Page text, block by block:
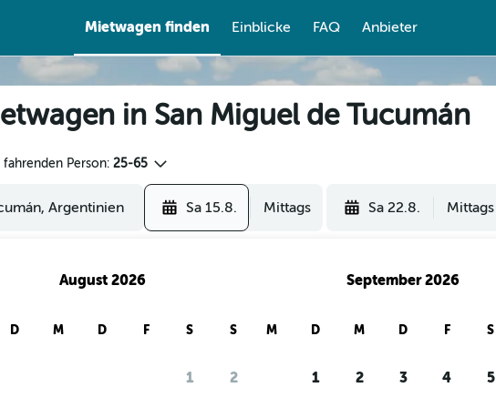
Mietwagen finden Einblicke FAQ Anbieter
in San Miguel de Tucumán
Person: 25-65
Sa 15.8. Mittags Sa 22.8. Mittags
August 2026
D M D F S S
1 2
September 2026
M D M D F S
1 2 3 4 5